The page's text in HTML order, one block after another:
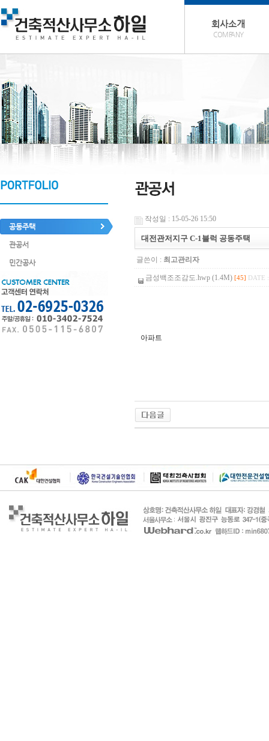
회사소개
COMPANY
공동주택
관공서
민간공사
작성일 : 15-05-26 15:50
대전관저지구 C-1블럭 공동주택
글쓴이 : 최고관리자
금성백조조감도.hwp (1.4M) [45] DATE
아파트